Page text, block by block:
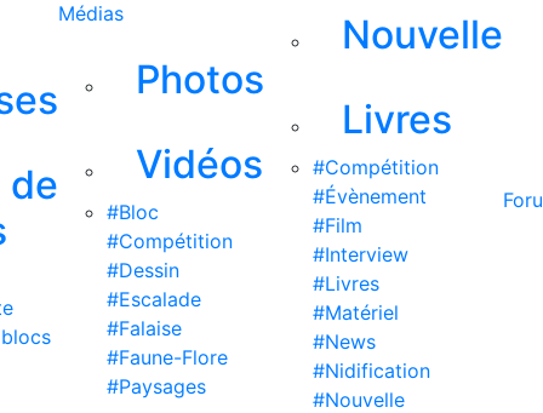
de
Médias
Photos
Vidéos
#Bloc
#Compétition
#Dessin
#Escalade
#Falaise
#Faune-Flore
#Paysages
Nouvelle
Livres
#Compétition
#Évènement
#Film
#Interview
#Livres
#Matériel
#News
#Nidification
#Nouvelle